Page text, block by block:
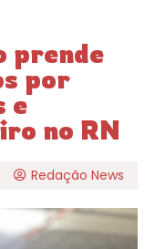
prende
por
e
no RN
Redação News